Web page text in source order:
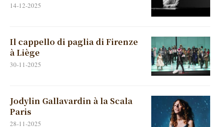
14-12-2025
Il cappello di paglia di Firenze
à Liège
30-11-2025
Jodylin Gallavardin à la Scala
Paris
28-11-2025